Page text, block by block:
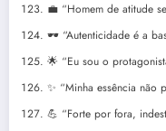
💼 “Homem de atitude
🕶️ “Autenticidade é a
🌟 “Eu sou o
✨ “Minha essência não
💪 “Forte por fora,